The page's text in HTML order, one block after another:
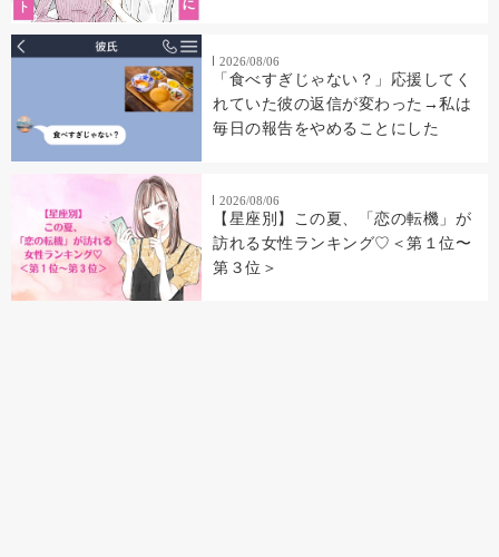
2026/08/06
「食べすぎじゃない？」応援してく
れていた彼の返信が変わった→私は
毎日の報告をやめることにした
2026/08/06
【星座別】この夏、「恋の転機」が
訪れる女性ランキング♡＜第１位〜
第３位＞